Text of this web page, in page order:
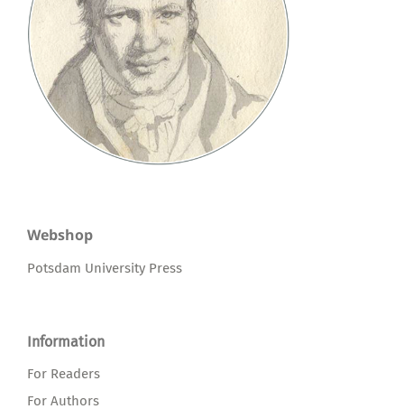
Webshop
Potsdam University Press
Information
For Readers
For Authors